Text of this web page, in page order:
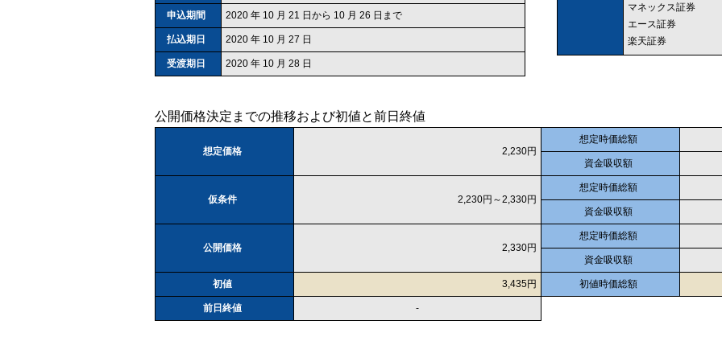
申込期間 2020 年 10 月 21 日から 10 月 26 日まで
払込期日 2020 年 10 月 27 日
受渡期日 2020 年 10 月 28 日
マネックス証券
エース証券
楽天証券
公開価格決定までの推移および初値と前日終値
想定価格 2,230円
想定時価総額
資金吸収額
仮条件 2,230円～2,330円
想定時価総額
資金吸収額
公開価格 2,330円
想定時価総額
資金吸収額
初値 3,435円 初値時価総額
前日終値 -